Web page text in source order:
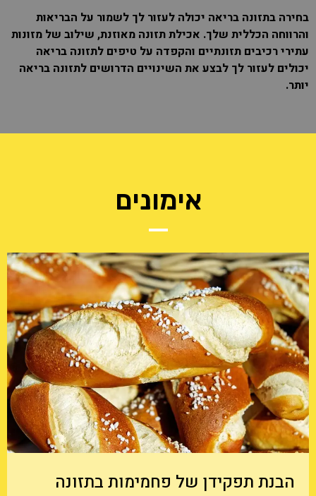
בחירה בתזונה בריאה יכולה לעזור לך לשמור על הבריאות
והרווחה הכללית שלך. אכילת תזונה מאוזנת, שילוב של מזונות
עתירי רכיבים תזונתיים והקפדה על טיפים לתזונה בריאה
יכולים לעזור לך לבצע את השינויים הדרושים לתזונה בריאה
יותר.
אימונים
הבנת תפקידן של פחמימות בתזונה